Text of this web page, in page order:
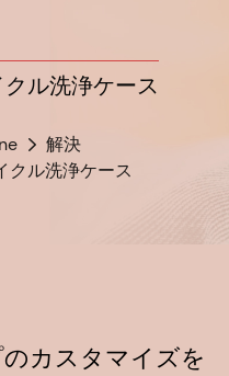
ル洗浄ケース
解決
クル洗浄ケース
カスタマイズを